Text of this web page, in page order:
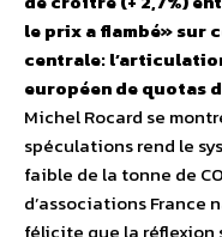
le prix a flambé» sur
centrale:
européen de quotas
Michel Rocard se
spéculations rend le
faible de la tonne de
d’associations France